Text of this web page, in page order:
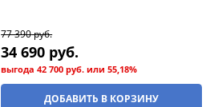
77 390 руб.
34 690 руб.
выгода42 700 руб. или55,18%
ДОБАВИТЬ В КОРЗИНУ